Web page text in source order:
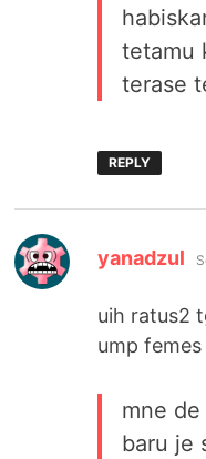
tetamu
terase
REPLY
yanadzul
uih ratus2
ump femes
mne
baru je